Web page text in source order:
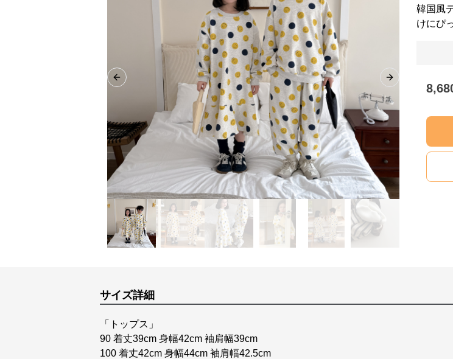
Previous slide Next slide
韓国風
けにぴ
サイズ詳細
「トップス」
90 着丈39cm 身幅42cm 袖肩幅39cm
100 着丈42cm 身幅44cm 袖肩幅42.5cm